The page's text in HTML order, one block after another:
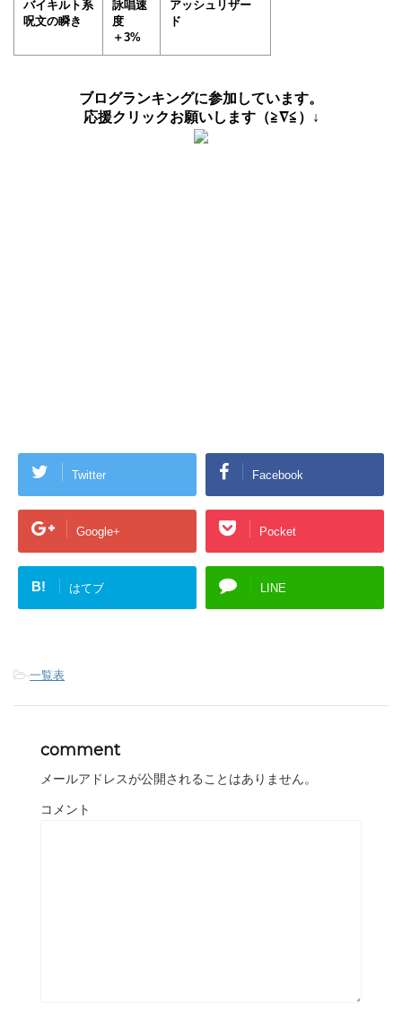
バイキルト系
呪文の瞬き
詠唱速
度
＋3%
アッシュリザー
ド
ブログランキングに参加しています。
応援クリックお願いします（≧∇≦）↓
Twitter Facebook
Google+ Pocket
B! はてブ LINE
-一覧表
comment
メールアドレスが公開されることはありません。
コメント